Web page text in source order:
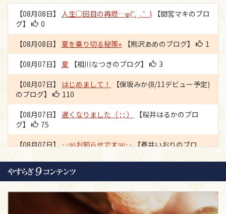
公式LINEから当日予約が可能です
NEWS 全店
2026年08月08日 08:49:44
【続々デビュー中！】期待の新人2000円OFF！【スーパー
ダイヤモンド会員様限定】
NEWS 全店
2026年08月08日 08:49:36
【ご新規様限定！！】全コース 2,000円OFF
NEWS
NEWS 全店
2026年08月08日 08:49:18
【リラクゼーションオプション販売開始のお知らせ】
全店
2026年08月08日 08:49:10
【08月08日】 人生○回目の再燃…φ(ˆ. ̫ . ˆ_)
【間宮マキのブロ
グ】
0
【08月08日】
夏を乗り切る秘策⭐︎ 【熊沢あめのブログ】
1
【08月07日】
夏 【相川なつきのブログ】
3
【08月07日】
はじめまして！
【保坂みか(8/11デビュー予定)
のブログ】
110
【08月07日】
遅くなりました（ ; ; ）
【桜井はるかのブロ
グ】
75
【08月07日】‥୨୧お知らせです୨୧‥【蒼井いおりのブロ
【08月06日】❁明日は【はな】の日❁
【お知らせ】銀座で会いましょう♡
【阿乃あ